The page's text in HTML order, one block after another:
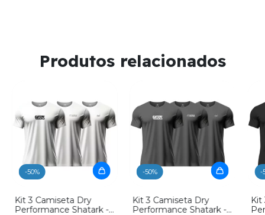
Produtos relacionados
-50%
Kit 3 Camiseta Dry
Performance Shatark -
-50%
Kit 3 Camiseta Dry
Performance Shatark -
-
Kit